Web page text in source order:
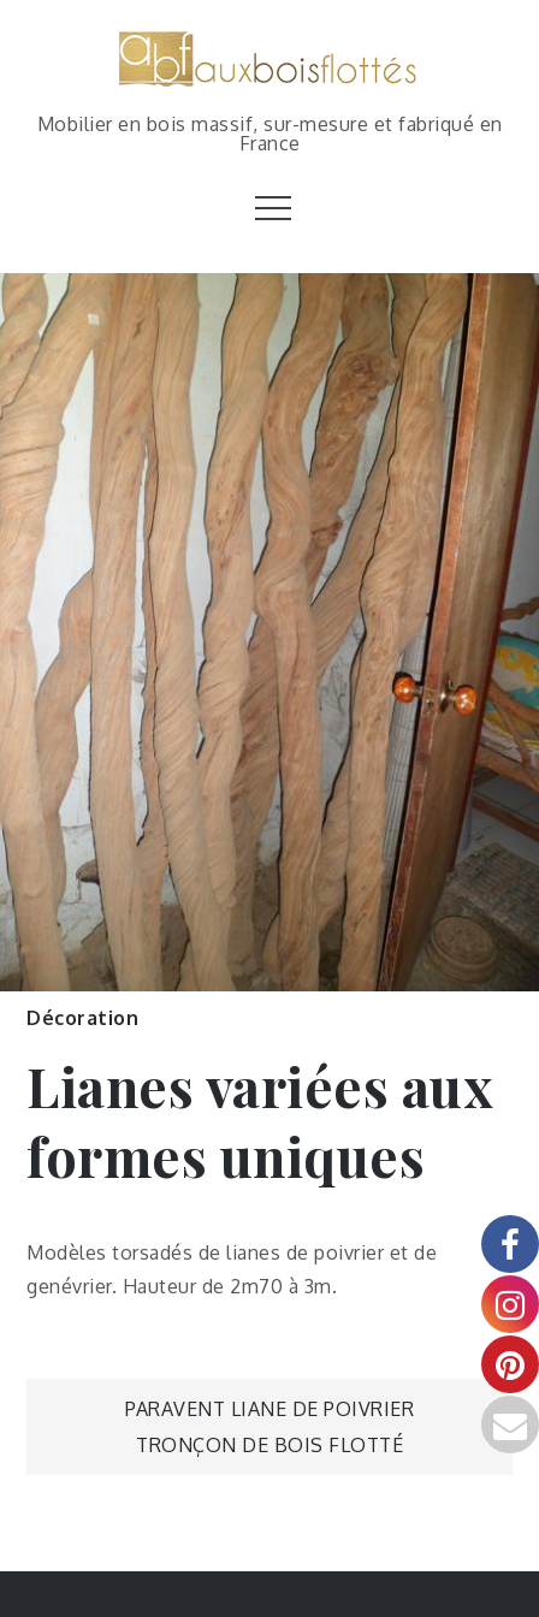
Mobilier en bois massif, sur-mesure et fabriqué en
France
Décoration
Lianes variées aux
formes uniques
Modèles torsadés de lianes de poivrier et de
genévrier. Hauteur de 2m70 à 3m.
PARAVENT LIANE DE POIVRIER
TRONÇON DE BOIS FLOTTÉ